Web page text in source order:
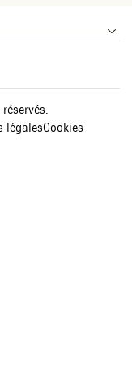
légalesCookies